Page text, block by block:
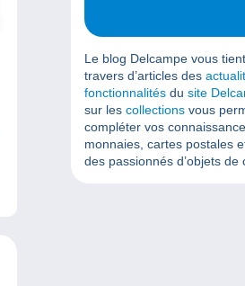
Le blog Delcampe vous
travers d’articles des
fonctionnalités du site
sur les collections vous
compléter vos
monnaies, cartes postales
des passionnés d’objets de